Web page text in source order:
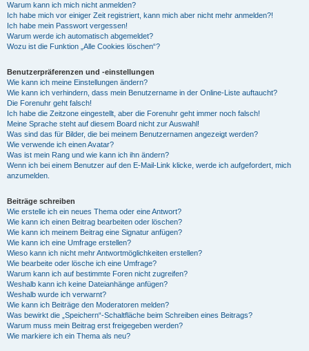
Warum kann ich mich nicht anmelden?
Ich habe mich vor einiger Zeit registriert, kann mich aber nicht mehr anmelden?!
Ich habe mein Passwort vergessen!
Warum werde ich automatisch abgemeldet?
Wozu ist die Funktion „Alle Cookies löschen“?
Benutzerpräferenzen und -einstellungen
Wie kann ich meine Einstellungen ändern?
Wie kann ich verhindern, dass mein Benutzername in der Online-Liste auftaucht?
Die Forenuhr geht falsch!
Ich habe die Zeitzone eingestellt, aber die Forenuhr geht immer noch falsch!
Meine Sprache steht auf diesem Board nicht zur Auswahl!
Was sind das für Bilder, die bei meinem Benutzernamen angezeigt werden?
Wie verwende ich einen Avatar?
Was ist mein Rang und wie kann ich ihn ändern?
Wenn ich bei einem Benutzer auf den E-Mail-Link klicke, werde ich aufgefordert, mich
anzumelden.
Beiträge schreiben
Wie erstelle ich ein neues Thema oder eine Antwort?
Wie kann ich einen Beitrag bearbeiten oder löschen?
Wie kann ich meinem Beitrag eine Signatur anfügen?
Wie kann ich eine Umfrage erstellen?
Wieso kann ich nicht mehr Antwortmöglichkeiten erstellen?
Wie bearbeite oder lösche ich eine Umfrage?
Warum kann ich auf bestimmte Foren nicht zugreifen?
Weshalb kann ich keine Dateianhänge anfügen?
Weshalb wurde ich verwarnt?
Wie kann ich Beiträge den Moderatoren melden?
Was bewirkt die „Speichern“-Schaltfläche beim Schreiben eines Beitrags?
Warum muss mein Beitrag erst freigegeben werden?
Wie markiere ich ein Thema als neu?